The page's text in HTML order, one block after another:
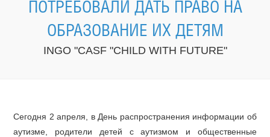
ПОТРЕБОВАЛИ ДАТЬ ПРАВО НА
ОБРАЗОВАНИЕ ИХ ДЕТЯМ
INGO "CASF "CHILD WITH FUTURE"
Сегодня 2 апреля, в День распространения информации об
аутизме, родители детей с аутизмом и общественные